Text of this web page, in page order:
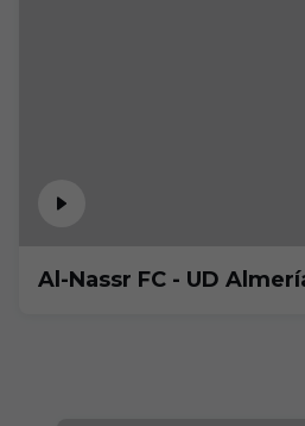
Al-Nassr FC - UD